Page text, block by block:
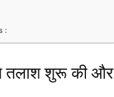
:
शुरू की और